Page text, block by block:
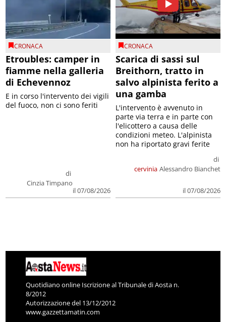
CRONACA
Etroubles: camper in
fiamme nella galleria
di Echevennoz
di
Cinzia Timpano
il 07/08/2026
E in corso l'intervento dei vigili
del fuoco, non ci sono feriti
CRONACA
Scarica di sassi sul
Breithorn, tratto in
salvo alpinista ferito a
una gamba
cervinia
di
Alessandro Bianchet
il 07/08/2026
L'intervento è avvenuto in
parte via terra e in parte con
l'elicottero a causa delle
condizioni meteo. L'alpinista
non ha riportato gravi ferite
Quotidiano online Iscrizione al Tribunale di Aosta n.
8/2012
Autorizzazione del 13/12/2012
www.gazzettamatin.com